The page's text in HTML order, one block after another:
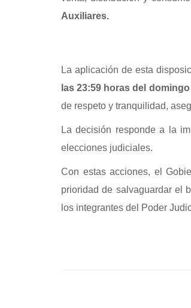
Auxiliares.
La aplicación de esta
las 23:59 horas del domingo
de respeto y tranquilidad,
La decisión responde a la
elecciones judiciales.
Con estas acciones, el
prioridad de salvaguardar el
los integrantes del Poder